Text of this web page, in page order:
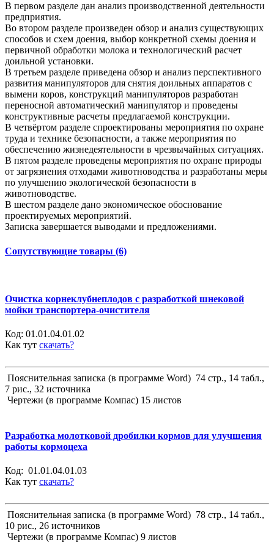
В первом разделе дан анализ производственной деятельности
предприятия.
Во втором разделе произведен обзор и анализ существующих
способов и схем доения, выбор конкретной схемы доения и
первичной обработки молока и технологический расчет
доильной установки.
В третьем разделе приведена обзор и анализ перспективного
развития манипуляторов для снятия доильных аппаратов с
вымени коров, конструкций манипуляторов разработан
переносной автоматический манипулятор и проведены
конструктивные расчеты предлагаемой конструкции.
В четвёртом разделе спроектированы мероприятия по охране
труда и технике безопасности, а также мероприятия по
обеспечению жизнедеятельности в чрезвычайных ситуациях.
В пятом разделе проведены мероприятия по охране природы
от загрязнения отходами животноводства и разработаны меры
по улучшению экологической безопасности в
животноводстве.
В шестом разделе дано экономическое обоснование
проектируемых мероприятий.
Записка завершается выводами и предложениями.
Сопутствующие товары (6)
Очистка корнеклубнеплодов с разработкой шнековой
мойки транспортера-очистителя
Код: 01.01.04.01.02
Как тут скачать?
Пояснительная записка (в программе Word) 74 стр., 14 табл.,
7 рис., 32 источника
Чертежи (в программе Компас) 15 листов
Разработка молотковой дробилки кормов для улучшения
работы кормоцеха
Код: 01.01.04.01.03
Как тут скачать?
Пояснительная записка (в программе Word) 78 стр., 14 табл.,
10 рис., 26 источников
Чертежи (в программе Компас) 9 листов